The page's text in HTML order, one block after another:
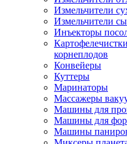
Измельчители
Измельчители
Инъекторы
корнеплодов
Конвейеры
Куттеры
Маринаторы
Массажеры
Машины для
Машины для
Машины